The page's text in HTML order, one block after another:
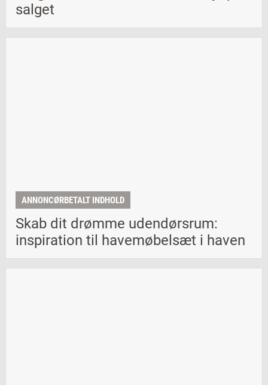
salget
ANNONCØRBETALT INDHOLD
Skab dit drømme udendørsrum:
inspiration til havemøbelsæt i haven